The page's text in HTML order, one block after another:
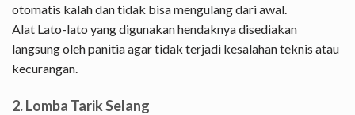
otomatis kalah dan tidak bisa mengulang dari awal.
Alat Lato-lato yang digunakan hendaknya disediakan
langsung oleh panitia agar tidak terjadi kesalahan teknis atau
kecurangan.
2. Lomba Tarik Selang